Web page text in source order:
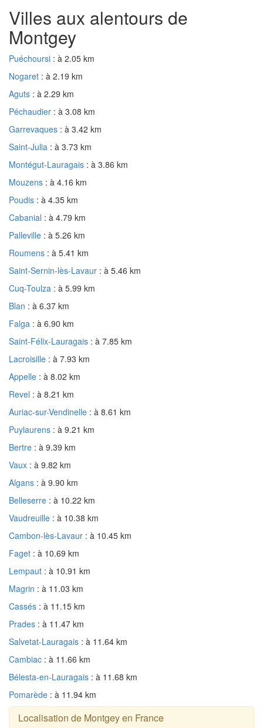
Villes aux alentours de
Montgey
Puéchoursi : à 2.05 km
Nogaret : à 2.19 km
Aguts : à 2.29 km
Péchaudier : à 3.08 km
Garrevaques : à 3.42 km
Saint-Julia : à 3.73 km
Montégut-Lauragais : à 3.86 km
Mouzens : à 4.16 km
Poudis : à 4.35 km
Cabanial : à 4.79 km
Palleville : à 5.26 km
Roumens : à 5.41 km
Saint-Sernin-lès-Lavaur : à 5.46 km
Cuq-Toulza : à 5.99 km
Blan : à 6.37 km
Falga : à 6.90 km
Saint-Félix-Lauragais : à 7.85 km
Lacroisille : à 7.93 km
Appelle : à 8.02 km
Revel : à 8.21 km
Auriac-sur-Vendinelle : à 8.61 km
Puylaurens : à 9.21 km
Bertre : à 9.39 km
Vaux : à 9.82 km
Algans : à 9.90 km
Belleserre : à 10.22 km
Vaudreuille : à 10.38 km
Cambon-lès-Lavaur : à 10.45 km
Faget : à 10.69 km
Lempaut : à 10.91 km
Magrin : à 11.03 km
Cassés : à 11.15 km
Prades : à 11.47 km
Salvetat-Lauragais : à 11.64 km
Cambiac : à 11.66 km
Bélesta-en-Lauragais : à 11.68 km
Pomarède : à 11.94 km
Localisation de Montgey en France